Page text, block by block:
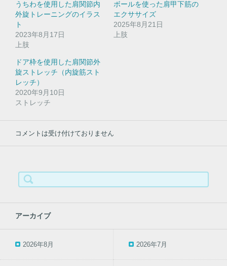
ン
ド
ウ
開
き
)
だ
さ
い
新
し
ィ
ン
ド
ウ
開
き
うちわを使用した肩関節内
外旋トレーニングのイラス
ト
2023年8月17日
上肢
ボールを使った肩甲下筋の
エクササイズ
2025年8月21日
上肢
ドア枠を使用した肩関節外
旋ストレッチ（内旋筋スト
レッチ）
2020年9月10日
ストレッチ
コメントは受け付けておりません
索:
アーカイブ
2026年8月 2026年7月